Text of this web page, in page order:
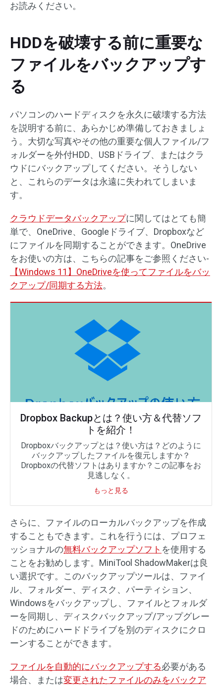
お読みください。
HDDを破壊する前に重要な
ファイルをバックアップす
る
パソコンのハードディスクを永久に破壊する方法
を説明する前に、あらかじめ準備しておきましょ
う。大切な写真やその他の重要な個人ファイル/フ
ォルダーを外付HDD、USBドライブ、またはクラ
ウドにバックアップしてください。そうしない
と、これらのデータは永遠に失われてしまいま
す。
クラウドデータバックアップに関してはとても簡
単で、OneDrive、Googleドライブ、Dropboxなど
にファイルを同期することができます。OneDrive
をお使いの方は、こちらの記事をご参照ください-
【Windows 11】OneDriveを使ってファイルをバッ
クアップ/同期する方法。
Dropbox Backupとは？使い方＆代替ソフ
トを紹介！
Dropboxバックアップとは？使い方は？どのように
バックアップしたファイルを復元しますか？
Dropboxの代替ソフトはありますか？この記事をお
見逃しなく。
もっと見る
さらに、ファイルのローカルバックアップを作成
することもできます。これを行うには、プロフェ
ッショナルの無料バックアップソフト を使用する
ことをお勧めします。MiniTool ShadowMakerは良
い選択です。このバックアップツールは、ファイ
ル、フォルダー、ディスク、パーティション、
Windowsをバックアップし、ファイルとフォルダ
ーを同期し、ディスクバックアップ/アップグレー
ドのためにハードドライブを別のディスクにクロ
ーンすることができます。
ファイルを自動的にバックアップする必要がある
場合、または変更されたファイルのみをバックア